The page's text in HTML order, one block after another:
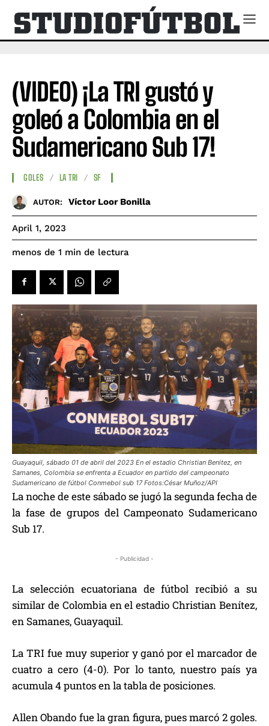
(VIDEO) ¡La TRI gustó y
goleó a Colombia en el
Sudamericano Sub 17!
GOLES LA TRI SF
AUTOR: Víctor Loor Bonilla
April 1, 2023
menos de 1 min de lectura
Guayaquil, sábado 01 de abril del 2023 En el estadio Christian Benitez, en
Samanes, Colombia se enfrenta a Ecuador en partido del campeonato
Sudamericano de fútbol Conmebol sub 17 Fotos:César Muñoz/API
La noche de este sábado se jugó la segunda fecha de
la fase de grupos del Campeonato Sudamericano
Sub 17.
- Publicidad -
La selección ecuatoriana de fútbol recibió a su
similar de Colombia en el estadio Christian Benítez,
en Samanes, Guayaquil.
La TRI fue muy superior y ganó por el marcador de
cuatro a cero (4-0). Por lo tanto, nuestro país ya
acumula 4 puntos en la tabla de posiciones.
Allen Obando fue la gran figura, pues marcó 2 goles.